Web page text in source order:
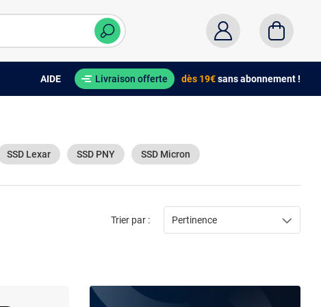
AIDE Livraison offerte dès 19€sans abonnement !
SSD Lexar SSD PNY SSD Micron
Trier par : Pertinence